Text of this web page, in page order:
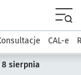
Rozmawia
CAL-e
8 sierpnia